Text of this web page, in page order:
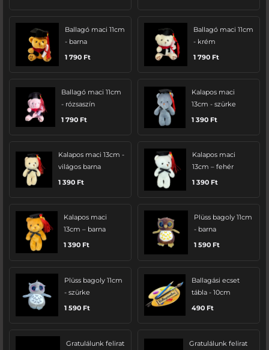
Ballagó maci 11cm
- barna
1 790 Ft
Ballagó maci 11cm
- krém
1 790 Ft
Ballagó maci 11cm
- rózsaszín
1 790 Ft
Kalapos maci
13cm - szürke
1 390 Ft
Kalapos maci 13cm -
világos barna
1 390 Ft
Kalapos maci
13cm – fehér
1 390 Ft
Kalapos maci
13cm – barna
1 390 Ft
Plüss bagoly 11cm
- barna
1 590 Ft
Plüss bagoly 11cm
- szürke
1 590 Ft
Ballagási ecset
tábla - 10cm
490 Ft
Gratulálunk felirat
Gratulálunk felirat